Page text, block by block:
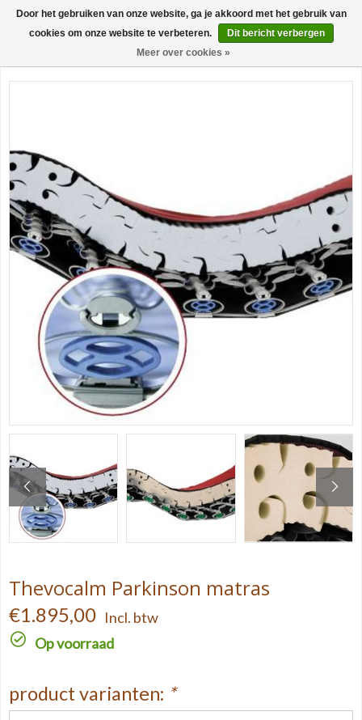
0
Thevocalm Parkinson matras
€1.895,00 Incl. btw
Op voorraad
product varianten: *
Door het gebruiken van onze website, ga je akkoord met het gebruik van
cookies om onze website te verbeteren.
Dit bericht verbergen
Meer over cookies »